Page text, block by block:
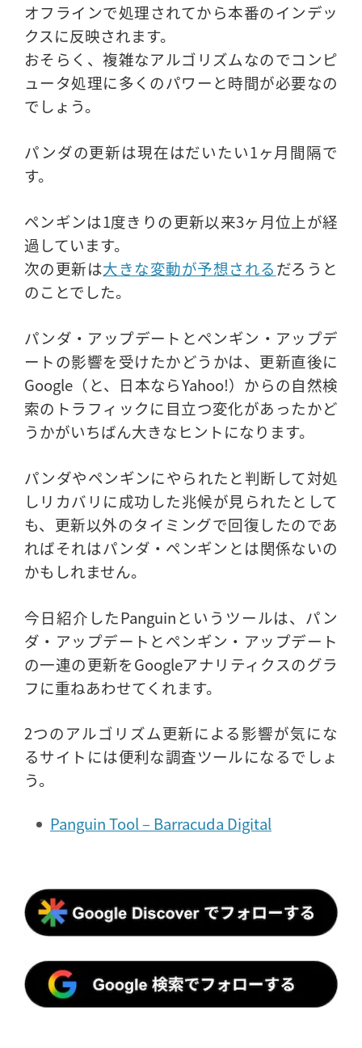
オフラインで処理されてから本番のインデッ
クスに反映されます。
おそらく、複雑なアルゴリズムなのでコンピ
ュータ処理に多くのパワーと時間が必要なの
でしょう。
パンダの更新は現在はだいたい1ヶ月間隔で
す。
ペンギンは1度きりの更新以来3ヶ月位上が経
過しています。
次の更新は大きな変動が予想されるだろうと
のことでした。
パンダ・アップデートとペンギン・アップデ
ートの影響を受けたかどうかは、更新直後に
Google（と、日本ならYahoo!）からの自然検
索のトラフィックに目立つ変化があったかど
うかがいちばん大きなヒントになります。
パンダやペンギンにやられたと判断して対処
しリカバリに成功した兆候が見られたとして
も、更新以外のタイミングで回復したのであ
ればそれはパンダ・ペンギンとは関係ないの
かもしれません。
今日紹介したPanguinというツールは、パン
ダ・アップデートとペンギン・アップデート
の一連の更新をGoogleアナリティクスのグラ
フに重ねあわせてくれます。
2つのアルゴリズム更新による影響が気にな
るサイトには便利な調査ツールになるでしょ
う。
Panguin Tool – Barracuda Digital